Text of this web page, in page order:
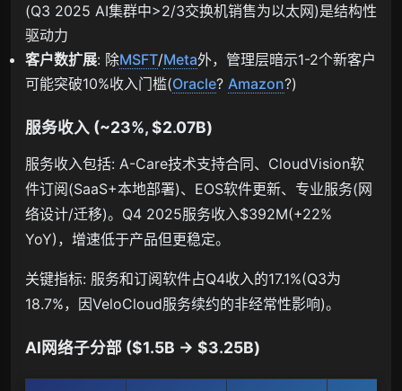
(Q3 2025 AI集群中>2/3交换机销售为以太网)是结构性
驱动力
客户数扩展: 除MSFT/Meta外，管理层暗示1-2个新客户
可能突破10%收入门槛(Oracle? Amazon?)
服务收入 (~23%, $2.07B)
服务收入包括: A-Care技术支持合同、CloudVision软
件订阅(SaaS+本地部署)、EOS软件更新、专业服务(网
络设计/迁移)。Q4 2025服务收入$392M(+22%
YoY)，增速低于产品但更稳定。
关键指标: 服务和订阅软件占Q4收入的17.1%(Q3为
18.7%，因VeloCloud服务续约的非经常性影响)。
AI网络子分部 ($1.5B → $3.25B)